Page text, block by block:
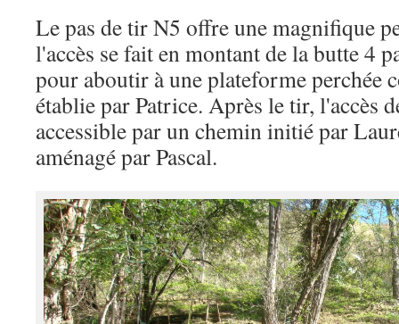
Le pas de tir N5 offre une magnifique
l'accès se fait en montant de la butte 4
pour aboutir à une plateforme perchée
établie par Patrice. Après le tir, l'accès
accessible par un chemin initié par
aménagé par Pascal.